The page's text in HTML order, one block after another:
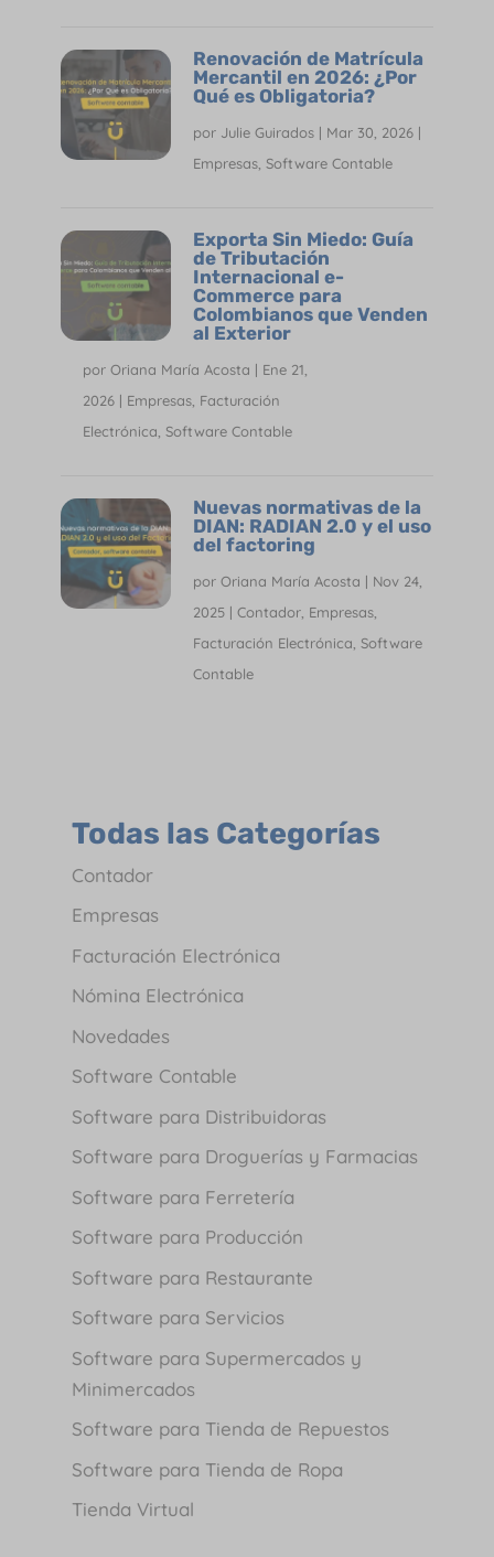
Renovación de Matrícula
Mercantil en 2026: ¿Por
Qué es Obligatoria?
por Julie Guirados| Mar 30, 2026|
Empresas, Software Contable
Exporta Sin Miedo: Guía
de Tributación
Internacional e-
Commerce para
Colombianos que Venden
al Exterior
por Oriana María Acosta | Ene 21,
2026| Empresas, Facturación
Electrónica Software Contable
Nuevas normativas de la
DIAN: RADIAN 2.0 y el uso
del factoring
por Oriana María Acosta | Nov 24,
2025| Contador, Empresas,
Facturación Electrónica Software
Contable
Todas las Categorías
Contador
Empresas
Facturación Electrónica
Nómina Electrónica
Novedades
Software Contable
Software para Distribuidoras
Software para Droguerías y Farmacias
Software para Ferretería
Software para Producción
Software para Restaurante
Software para Servicios
Software para Supermercados y
Minimercados
Software para Tienda de Repuestos
Software para Tienda de Ropa
Tienda Virtual